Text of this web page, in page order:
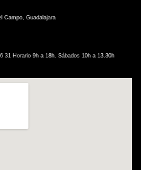
Campo, Guadalajara
31 Horario 9h a 18h. Sábados 10h a 13.30h